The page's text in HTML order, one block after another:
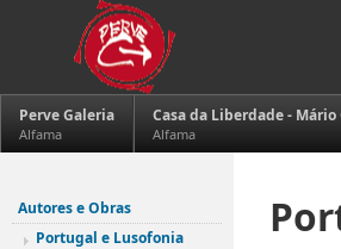
Perve Galeria
Alfama
Casa da Liberdade - Mário
Alfama
Autores e Obras
Portugal e Lusofonia